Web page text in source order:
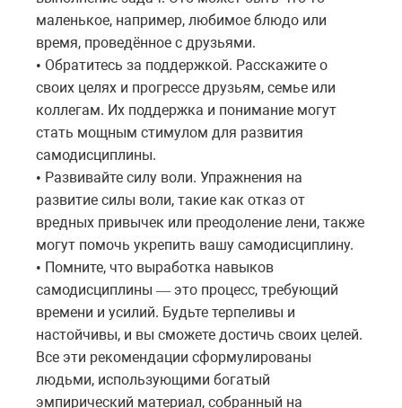
маленькое, например, любимое блюдо или
время, проведённое с друзьями.
• Обратитесь за поддержкой. Расскажите о
своих целях и прогрессе друзьям, семье или
коллегам. Их поддержка и понимание могут
стать мощным стимулом для развития
самодисциплины.
• Развивайте силу воли. Упражнения на
развитие силы воли, такие как отказ от
вредных привычек или преодоление лени, также
могут помочь укрепить вашу самодисциплину.
• Помните, что выработка навыков
самодисциплины — это процесс, требующий
времени и усилий. Будьте терпеливы и
настойчивы, и вы сможете достичь своих целей.
Все эти рекомендации сформулированы
людьми, использующими богатый
эмпирический материал, собранный на